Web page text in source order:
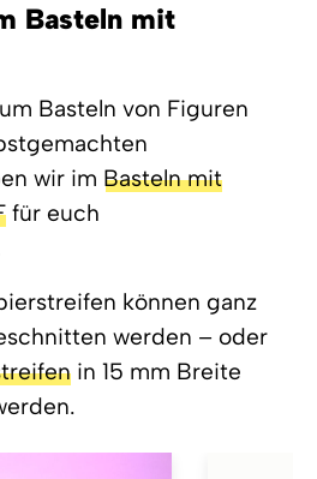
Basteln mit
Basteln von Figuren
wir im Basteln mit
für euch
können ganz
werden – oder
in 15 mm Breite